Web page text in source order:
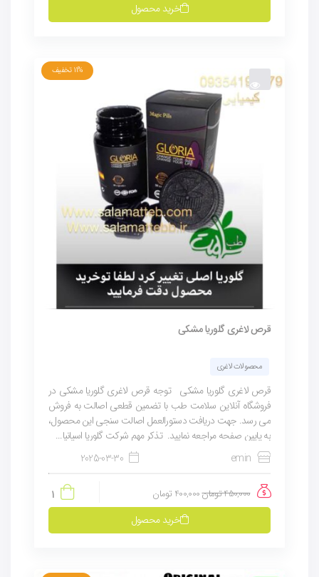
خرید محصول
11% تخفیف
قرص لاغری گلوریا مشکی
محصولات لاغری
قرص لاغری گلوریا مشکی توجه قرص لاغری گلوریا مشکی در
فروشگاه آنلاین سلامت طب با تضمین قطعی اصالت به فروش
می رسد. جهت دریافت دستورالعمل اصالت سنجی این محصول،
به پایین صفحه مراجعه نمایید. تذکر مهم شرکت گلوریا اسپانیا...
emin
2025-03-30
450,000تومان400,000 تومان
1
خرید محصول